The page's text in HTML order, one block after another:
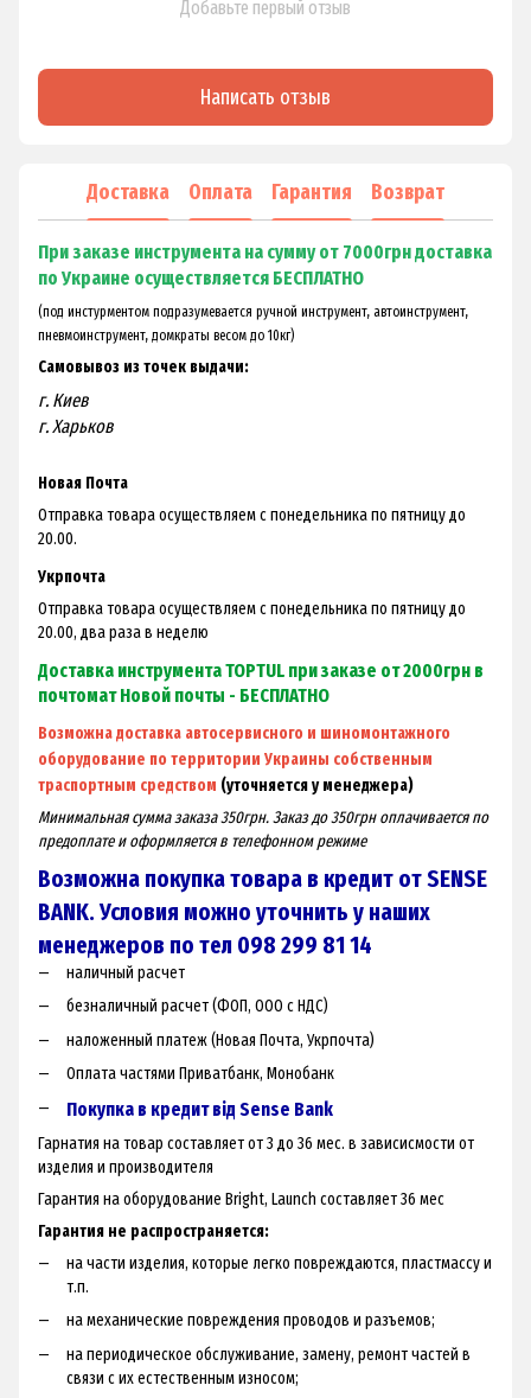
Добавьте первый отзыв
Написать отзыв
Доставка Оплата Гарантия Возврат
При заказе инструмента на сумму от 7000грн доставка
по Украине осуществляется БЕСПЛАТНО
(под инстурментом подразумевается ручной инструмент, автоинструмент,
пневмоинструмент, домкраты весом до 10кг)
Самовывоз из точек выдачи:
г. Киев
г. Харьков
Новая Почта
Отправка товара осуществляем с понедельника по пятницу до
20.00.
Укрпочта
Отправка товара осуществляем с понедельника по пятницу до
20.00, два раза в неделю
Доставка инструмента TOPTUL при заказе от 2000грн в
почтомат Новой почты - БЕСПЛАТНО
Возможна доставка автосервисного и шиномонтажного
оборудование по территории Украины собственным
траспортным средством (уточняется у менеджера)
Минимальная сумма заказа 350грн. Заказ до 350грн оплачивается по
предоплате и оформляется в телефонном режиме
Возможна покупка товара в кредит от SENSE
BANK. Условия можно уточнить у наших
менеджеров по тел 098 299 81 14
наличный расчет
безналичный расчет (ФОП, ООО с НДС)
наложенный платеж (Новая Почта, Укрпочта)
Оплата частями Приватбанк, Монобанк
Покупка в кредит від Sense Bank
Гарнатия на товар составляет от 3 до 36 мес. в зависисмости от
изделия и производителя
Гарантия на оборудование Bright, Launch составляет 36 мес
Гарантия не распространяется:
на части изделия, которые легко повреждаются, пластмассу и
т.п.
на механические повреждения проводов и разъемов;
на периодическое обслуживание, замену, ремонт частей в
связи с их естественным износом;